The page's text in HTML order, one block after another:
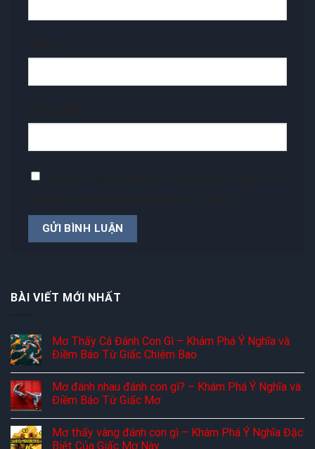
BÀI VIẾT MỚI NHẤT
Mơ Thấy Cá Đánh Con Gì – Khám Phá Ý Nghĩa và
Điềm Báo Từ Giấc Chiêm Bao
Mơ đánh nhau đánh con gì? – Khám Phá Ý Nghĩa và
Điềm Báo Từ Giấc Mơ
Mơ thấy vàng đánh con gì – Khám Phá Ý Nghĩa Đặc
Biệt Của Giấc Mơ Này